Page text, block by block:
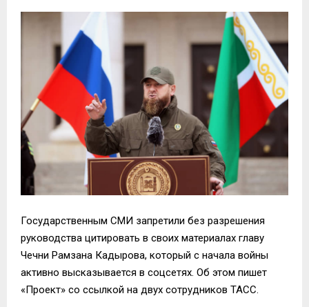
Государственным СМИ запретили без разрешения
руководства цитировать в своих материалах главу
Чечни Рамзана Кадырова, который с начала войны
активно высказывается в соцсетях. Об этом пишет
«Проект» со ссылкой на двух сотрудников ТАСС.